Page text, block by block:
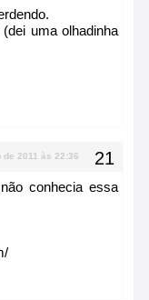
uma olhadinha
de 2011 às 22:36
conhecia essa